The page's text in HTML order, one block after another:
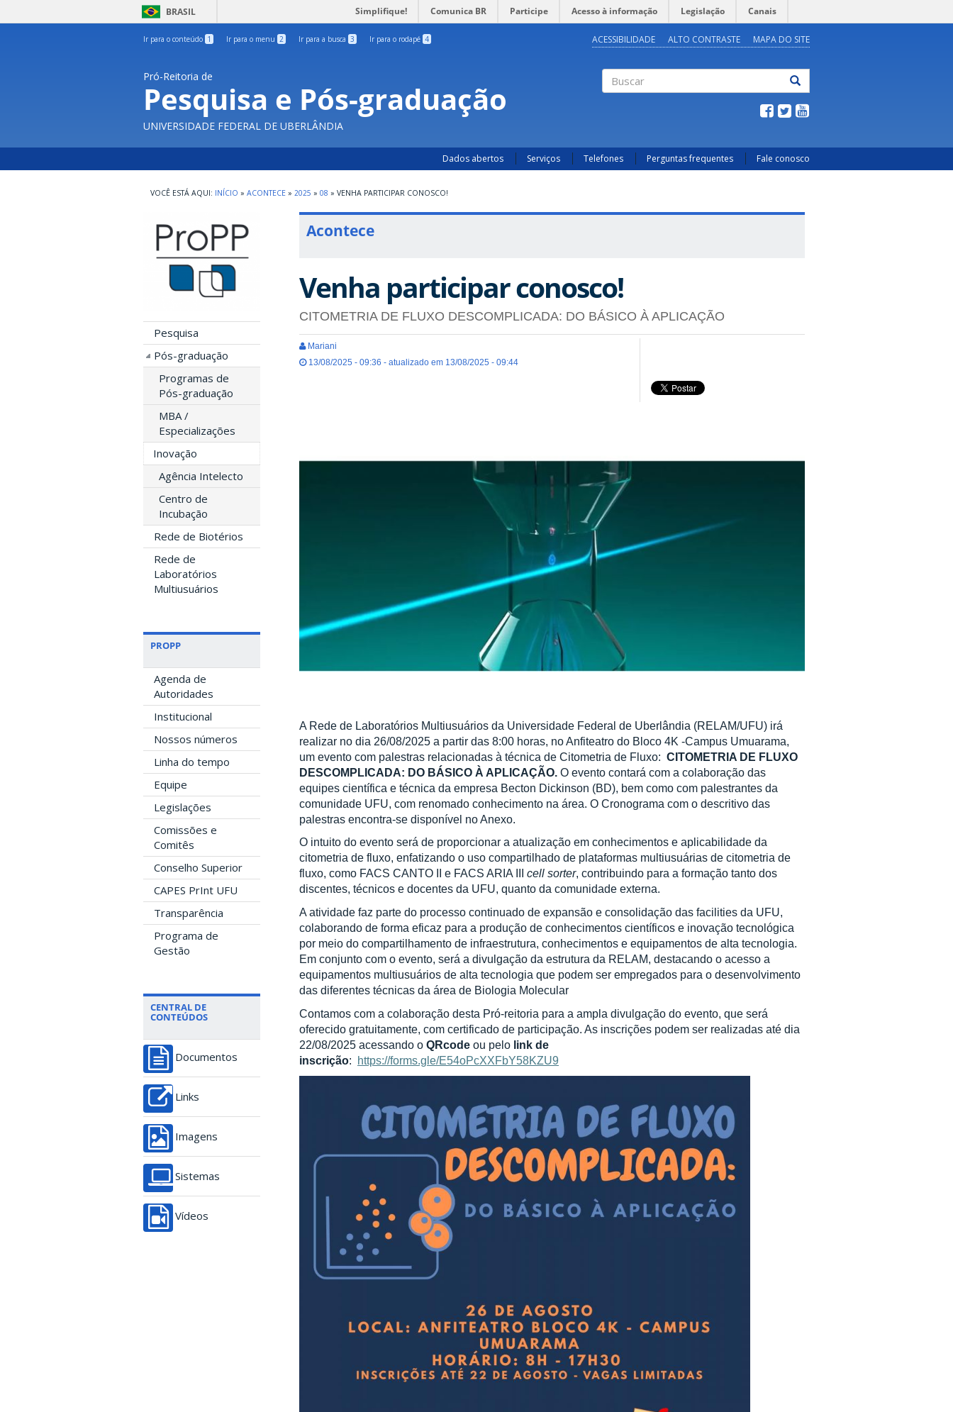
BRASIL Simplifique! Comunica BR Participe Acesso à informação Legislação Canais
Ir para o conteúdo 1 Ir para o menu 2 Ir para a busca 3 Ir para o rodapé 4 ACESSIBILIDADE ALTO CONTRASTE MAPA DO SITE
Pró-Reitoria de
Pesquisa e Pós-graduação
UNIVERSIDADE FEDERAL DE UBERLÂNDIA
Dados abertos Serviços Telefones Perguntas frequentes Fale conosco
INÍCIO » ACONTECE » 2025 » 08 » VENHA PARTICIPAR CONOSCO!
Pesquisa
Pós-graduação
Programas de
Pós-graduação
MBA /
Especializações
Inovação
Agência Intelecto
Centro de
Incubação
Rede de Biotérios
Rede de
Laboratórios
Multiusuários
PROPP
Agenda de
Autoridades
Institucional
Nossos números
Linha do tempo
Equipe
Legislações
Comissões e
Comitês
Conselho Superior
CAPES PrInt UFU
Transparência
Programa de
Gestão
CENTRAL DE
CONTEÚDOS
Documentos
Links
Imagens
Sistemas
Vídeos
Acontece
Venha participar conosco!
CITOMETRIA DE FLUXO DESCOMPLICADA: DO BÁSICO À APLICAÇÃO
Mariani
13/08/2025 - 09:36 - atualizado em 13/08/2025 - 09:44
A Rede de Laboratórios Multiusuários da Universidade Federal de Uberlândia (RELAM/UFU) irá
realizar no dia 26/08/2025 a partir das 8:00 horas, no Anfiteatro do Bloco 4K -Campus Umuarama,
um evento com palestras relacionadas à técnica de Citometria de Fluxo: CITOMETRIA DE FLUXO
DESCOMPLICADA: DO BÁSICO À APLICAÇÃO. O evento contará com a colaboração das
equipes científica e técnica da empresa Becton Dickinson (BD), bem como com palestrantes da
comunidade UFU, com renomado conhecimento na área. O Cronograma com o descritivo das
palestras encontra-se disponível no Anexo.
O intuito do evento será de proporcionar a atualização em conhecimentos e aplicabilidade da
citometria de fluxo, enfatizando o uso compartilhado de plataformas multiusuárias de citometria de
fluxo, como FACS CANTO II e FACS ARIA III cell sorter, contribuindo para a formação tanto dos
discentes, técnicos e docentes da UFU, quanto da comunidade externa.
A atividade faz parte do processo continuado de expansão e consolidação das facilities da UFU,
colaborando de forma eficaz para a produção de conhecimentos científicos e inovação tecnológica
por meio do compartilhamento de infraestrutura, conhecimentos e equipamentos de alta tecnologia.
Em conjunto com o evento, será a divulgação da estrutura da RELAM, destacando o acesso a
equipamentos multiusuários de alta tecnologia que podem ser empregados para o desenvolvimento
das diferentes técnicas da área de Biologia Molecular
Contamos com a colaboração desta Pró-reitoria para a ampla divulgação do evento, que será
oferecido gratuitamente, com certificado de participação. As inscrições podem ser realizadas até dia
22/08/2025 acessando o QRcode ou pelo link de
inscrição: https://forms.gle/E54oPcXXFbY58KZU9